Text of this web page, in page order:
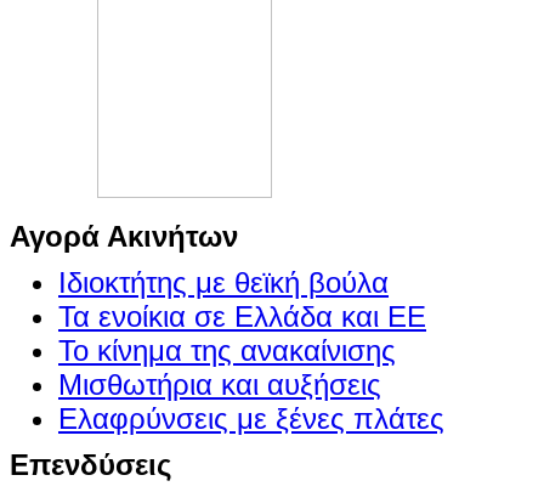
Αγορά Ακινήτων
Ιδιοκτήτης με θεϊκή βούλα
Τα ενοίκια σε Ελλάδα και ΕΕ
Το κίνημα της ανακαίνισης
Μισθωτήρια και αυξήσεις
Ελαφρύνσεις με ξένες πλάτες
Επενδύσεις